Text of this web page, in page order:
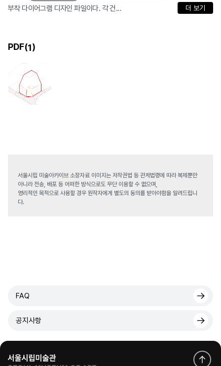
부착 다이어그램 디자인 파일이다. 각 건...
더 보기
PDF(1)
서울시립 미술아카이브 소장자료 이미지는 저작권법 등 관계법령에 따라 복제뿐만
아니라 전송, 배포 등 어떠한 방식으로도 무단 이용할 수 없으며,
영리적인 목적으로 사용할 경우 원작자에게 별도의 동의를 받아야함을 알려드립니
다.
FAQ
공지사항